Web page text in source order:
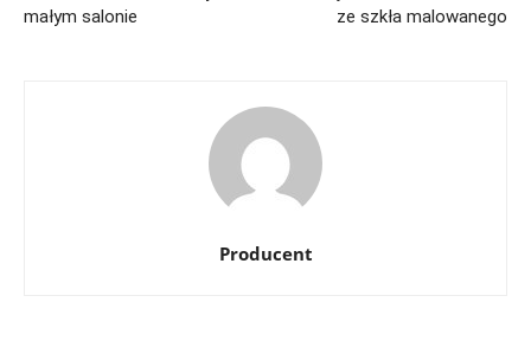
małym salonie
ze szkła malowanego
Producent